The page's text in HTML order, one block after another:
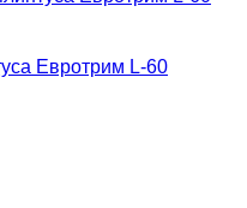
Евротрим L-60